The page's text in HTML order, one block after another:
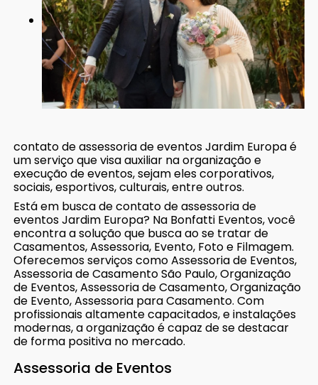
contato de assessoria de eventos Jardim Europa é
um serviço que visa auxiliar na organização e
execução de eventos, sejam eles corporativos,
sociais, esportivos, culturais, entre outros.
Está em busca de contato de assessoria de
eventos Jardim Europa? Na Bonfatti Eventos, você
encontra a solução que busca ao se tratar de
Casamentos, Assessoria, Evento, Foto e Filmagem.
Oferecemos serviços como Assessoria de Eventos,
Assessoria de Casamento São Paulo, Organização
de Eventos, Assessoria de Casamento, Organização
de Evento, Assessoria para Casamento. Com
profissionais altamente capacitados, e instalações
modernas, a organização é capaz de se destacar
de forma positiva no mercado.
Assessoria de Eventos